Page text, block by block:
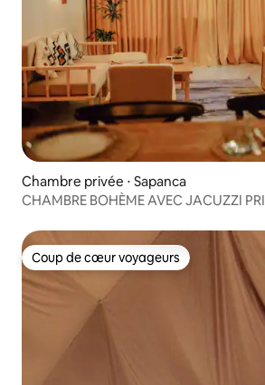
Chambre privée ⋅ Sapanca
CHAMBRE BOHÈME AVEC JACUZZI
Coup de cœur voyageurs
Coup de cœur voyageurs